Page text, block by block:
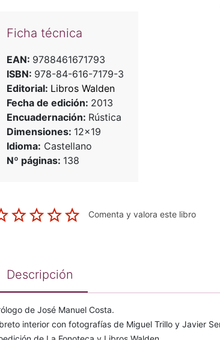
Ficha técnica
EAN: 9788461671793
ISBN: 978-84-616-7179-3
Editorial: Libros Walden
Fecha de edición: 2013
Encuadernación: Rústica
Dimensiones: 12x19
Idioma: Castellano
Nº páginas: 138
Comenta y valora este libro
Descripción
de José Manuel Costa.
interior con fotografías de Miguel Trillo y Javier